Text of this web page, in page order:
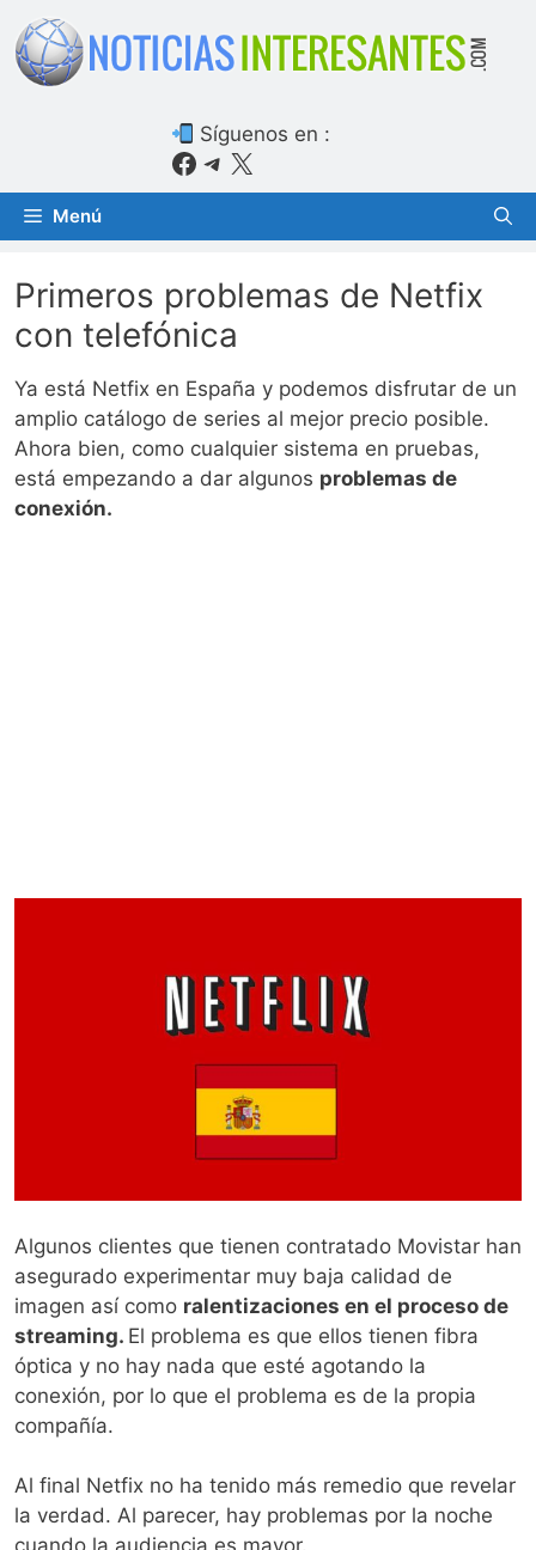
Saltar
contenido
Síguenos en :
Facebook
Telegram
X
Menú
Primeros problemas de Netfix
con telefónica
Ya está Netfix en España y podemos disfrutar de un
amplio catálogo de series al mejor precio posible.
Ahora bien, como cualquier sistema en pruebas,
está empezando a dar algunos problemas de
conexión.
Algunos clientes que tienen contratado Movistar han
asegurado experimentar muy baja calidad de
imagen así como ralentizaciones en el proceso de
streaming. El problema es que ellos tienen fibra
óptica y no hay nada que esté agotando la
conexión, por lo que el problema es de la propia
compañía.
Al final Netfix no ha tenido más remedio que revelar
la verdad. Al parecer, hay problemas por la noche